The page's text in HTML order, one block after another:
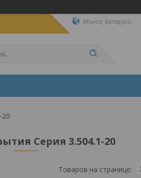
Минск, Беларусь
Серия 3.504.1-20